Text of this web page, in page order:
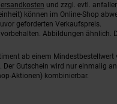
und zzgl. evtl.
können im Online-Shop
geforderten Verkaufspreis.
Abbildungen
ab einem
Gutschein wird nur einmalig
Aktionen) kombinierbar.